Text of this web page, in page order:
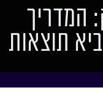
המדריך
תוצאות